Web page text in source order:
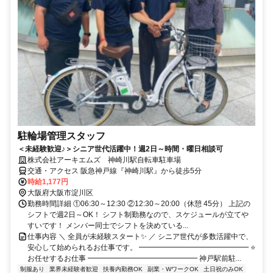
駐輪場管理スタッフ
＜未経験歓迎♪＞シニア世代活躍中！週2日～時間・曜日相談可
株式会社アーキエムズ 神崎川駅自転車駐車場
交通・アクセス 阪急神戸線『神崎川駅』から徒歩5分
時給1,177円
大阪府大阪市淀川区
勤務時間詳細 ①06:30～12:30 ②12:30～20:00（休憩 45分） 上記の
シフトで週2日～OK！ シフト制勤務なので、スケジュールが立てや
すいです！ メンバー同士でシフトを決めている...
仕事内容 ＼ 全員が未経験スタート✨ ／ シニア世代が多数活躍中で、
安心して始められるお仕事です。 ━━━━━━━━━━━━━━━ ⭐
お任せするお仕事 ━━━━━━━━━━━━━━━ 神戸駅前駐...
制服あり 業界未経験者歓迎 扶養内勤務OK 副業・WワークOK
土日祝のみOK